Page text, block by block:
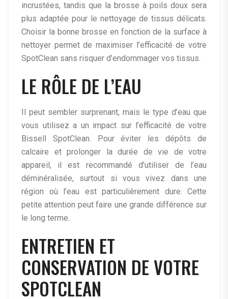
incrustées, tandis que la brosse à poils doux sera
plus adaptée pour le nettoyage de tissus délicats.
Choisir la bonne brosse en fonction de la surface à
nettoyer permet de maximiser l’efficacité de votre
SpotClean sans risquer d’endommager vos tissus.
LE RÔLE DE L’EAU
Il peut sembler surprenant, mais le type d’eau que
vous utilisez a un impact sur l’efficacité de votre
Bissell SpotClean. Pour éviter les dépôts de
calcaire et prolonger la durée de vie de votre
appareil, il est recommandé d’utiliser de l’eau
déminéralisée, surtout si vous vivez dans une
région où l’eau est particulièrement dure. Cette
petite attention peut faire une grande différence sur
le long terme.
ENTRETIEN ET
CONSERVATION DE VOTRE
SPOTCLEAN